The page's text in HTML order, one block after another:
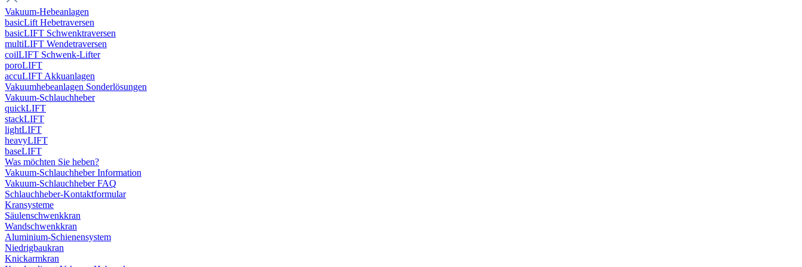
Vakuum-Hebeanlagen
basicLift Hebetraversen
basicLIFT Schwenktraversen
multiLIFT Wendetraversen
coilLIFT Schwenk-Lifter
poroLIFT
accuLIFT Akkuanlagen
Vakuumhebeanlagen Sonderlösungen
Vakuum-Schlauchheber
quickLIFT
stackLIFT
lightLIFT
heavyLIFT
baseLIFT
Was möchten Sie heben?
Vakuum-Schlauchheber Information
Vakuum-Schlauchheber FAQ
Schlauchheber-Kontaktformular
Kransysteme
Säulenschwenkkran
Wandschwenkkran
Aluminium-Schienensystem
Niedrigbaukran
Knickarmkran